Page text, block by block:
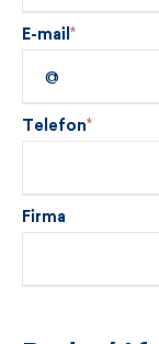
E-mail
Telefon
Firma